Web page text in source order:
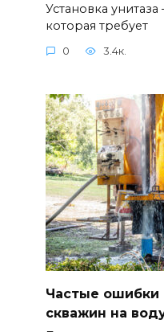
Установка унитаза
которая требует
0 3.4к.
Частые ошибки
скважин на